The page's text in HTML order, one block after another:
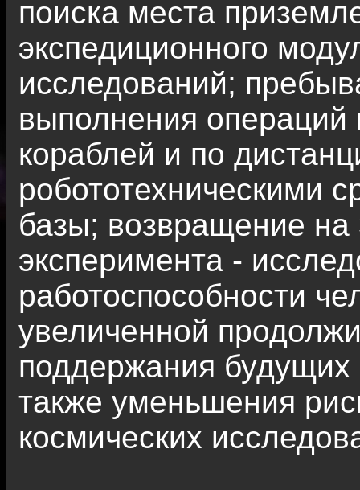
поиска места
экспедиционного
исследований;
выполнения операций
кораблей и по
робототехническими
базы; возвращение
эксперимента -
работоспособности
увеличенной
поддержания
также уменьшения
космических